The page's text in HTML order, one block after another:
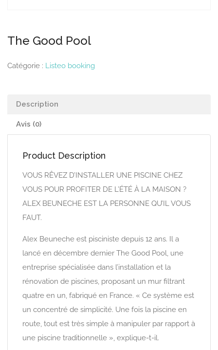
The Good Pool
Catégorie : Listeo booking
Description
Avis (0)
Product Description
VOUS RÊVEZ D’INSTALLER UNE PISCINE CHEZ
VOUS POUR PROFITER DE L’ÉTÉ À LA MAISON ?
ALEX BEUNECHE EST LA PERSONNE QU’IL VOUS
FAUT.
Alex Beuneche est pisciniste depuis 12 ans. Il a
lancé en décembre dernier The Good Pool, une
entreprise spécialisée dans l’installation et la
rénovation de piscines, proposant un mur filtrant
quatre en un, fabriqué en France. « Ce système est
un concentré de simplicité. Une fois la piscine en
route, tout est très simple à manipuler par rapport à
une piscine traditionnelle », explique-t-il.